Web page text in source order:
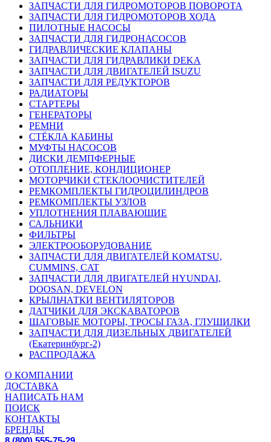
ЗАПЧАСТИ ДЛЯ ГИДРОМОТОРОВ ПОВОРОТА
ЗАПЧАСТИ ДЛЯ ГИДРОМОТОРОВ ХОДА
ПИЛОТНЫЕ НАСОСЫ
ЗАПЧАСТИ ДЛЯ ГИДРОНАСОСОВ
ГИДРАВЛИЧЕСКИЕ КЛАПАНЫ
ЗАПЧАСТИ ДЛЯ ГИДРАВЛИКИ DEKA
ЗАПЧАСТИ ДЛЯ ДВИГАТЕЛЕЙ ISUZU
ЗАПЧАСТИ ДЛЯ РЕДУКТОРОВ
РАДИАТОРЫ
СТАРТЕРЫ
ГЕНЕРАТОРЫ
РЕМНИ
СТЁКЛА КАБИНЫ
МУФТЫ НАСОСОВ
ДИСКИ ДЕМПФЕРНЫЕ
ОТОПЛЕНИЕ, КОНДИЦИОНЕР
МОТОРЧИКИ СТЕКЛООЧИСТИТЕЛЕЙ
РЕМКОМПЛЕКТЫ ГИДРОЦИЛИНДРОВ
РЕМКОМПЛЕКТЫ УЗЛОВ
УПЛОТНЕНИЯ ПЛАВАЮЩИЕ
САЛЬНИКИ
ФИЛЬТРЫ
ЭЛЕКТРООБОРУДОВАНИЕ
ЗАПЧАСТИ ДЛЯ ДВИГАТЕЛЕЙ KOMATSU,
CUMMINS, CAT
ЗАПЧАСТИ ДЛЯ ДВИГАТЕЛЕЙ HYUNDAI,
DOOSAN, DEVELON
КРЫЛЬЧАТКИ ВЕНТИЛЯТОРОВ
ДАТЧИКИ ДЛЯ ЭКСКАВАТОРОВ
ШАГОВЫЕ МОТОРЫ, ТРОСЫ ГАЗА, ГЛУШИЛКИ
ЗАПЧАСТИ ДЛЯ ДИЗЕЛЬНЫХ ДВИГАТЕЛЕЙ
(Екатеринбург-2)
РАСПРОДАЖА
О КОМПАНИИ
ДОСТАВКА
НАПИСАТЬ НАМ
ПОИСК
КОНТАКТЫ
БРЕНДЫ